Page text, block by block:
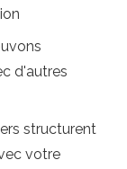
d'autres
structurent
votre